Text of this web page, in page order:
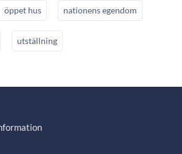
öppet hus nationens egendom
utställning